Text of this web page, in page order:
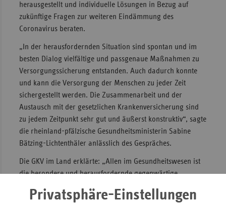
Privatsphäre-Einstellungen
herausgestellt und individuelle Lösungen in Bezug auf
zukünftige Fragen zur weiteren Eindämmung des
Coronavirus beraten.
„In der herausfordernden Situation sind spontan und im
besten Dialog vielfältige und passgenaue Maßnahmen zu
Versorgungssicherung entstanden. Auch dadurch konnte
und kann die Versorgung der Menschen zu jeder Zeit
sichergestellt werden. Die Zusammenarbeit und der
Austausch mit der gesetzlichen Krankenversicherung sind
zu jedem Zeitpunkt sehr gut und äußerst konstruktiv“, sagte
die rheinland-pfälzische Gesundheitsministerin Sabine
Bätzing-Lichtenthäler anlässlich des Gespräches.
Die GKV im Land erklärte: „Allen im Gesundheitswesen ist
die besondere und herausfordernde gegenwärtige
wichtige Zusammenspiel von Krankenkassen,